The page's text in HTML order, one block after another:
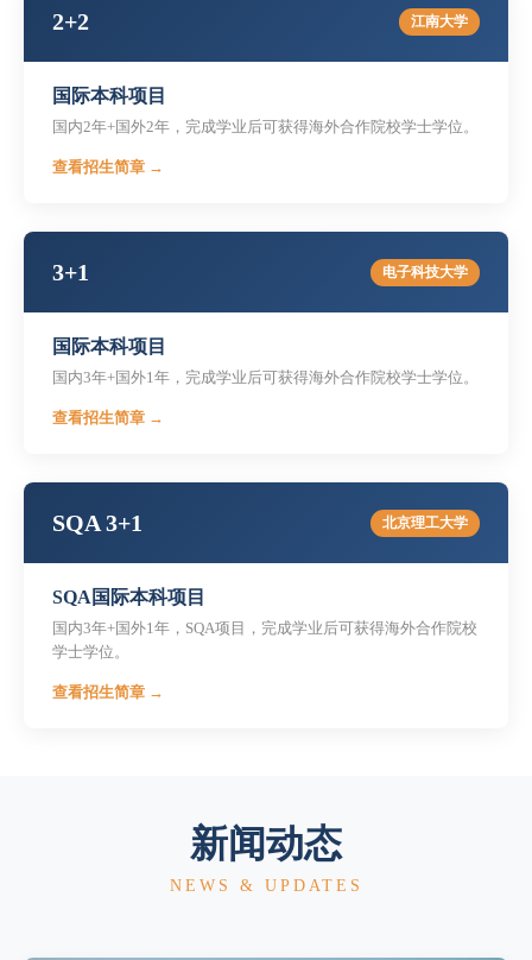
2+2 江南大学
国际本科项目
国内2年+国外2年，完成学业后可获得海外合作院校学士学位。
查看招生简章 →
3+1 电子科技大学
国际本科项目
国内3年+国外1年，完成学业后可获得海外合作院校学士学位。
查看招生简章 →
SQA 3+1 北京理工大学
SQA国际本科项目
国内3年+国外1年，SQA项目，完成学业后可获得海外合作院校
学士学位。
查看招生简章 →
新闻动态
NEWS & UPDATES